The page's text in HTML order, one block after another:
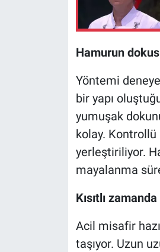
Hamurun
Yöntemi
bir yapı
yumuşak
kolay. Kontrollü
yerleştiriliyor.
mayalanma
Kısıtlı
Acil misafir
taşıyor. Uzun